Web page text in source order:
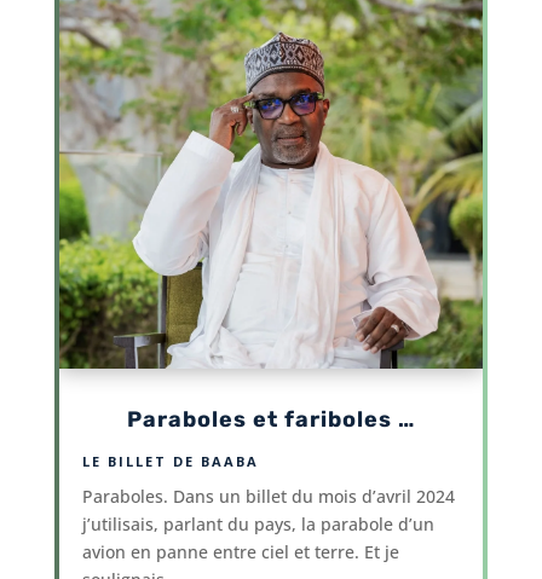
Paraboles et fariboles …
LE BILLET DE BAABA
Paraboles. Dans un billet du mois d’avril 2024
j’utilisais, parlant du pays, la parabole d’un
avion en panne entre ciel et terre. Et je